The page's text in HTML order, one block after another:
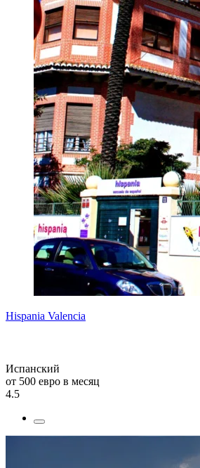
Hispania Valencia
Испанский
от 500 евро в месяц
4.5